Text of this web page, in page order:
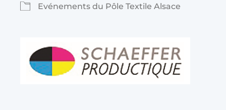
Evénements du Pôle Textile Alsace